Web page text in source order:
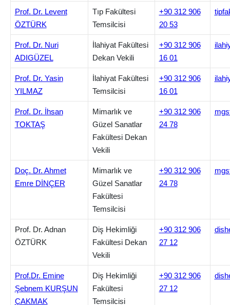
Prof. Dr. Levent
ÖZTÜRK
Tıp Fakültesi
Temsilcisi
+90 312 906
20 53
Prof. Dr. Nuri
ADIGÜZEL
İlahiyat Fakültesi
Dekan Vekili
+90 312 906
16 01
Prof. Dr. Yasin
YILMAZ
İlahiyat Fakültesi
Temsilcisi
+90 312 906
16 01
Prof. Dr. İhsan
TOKTAŞ
Mimarlık ve
Güzel Sanatlar
Fakültesi Dekan
Vekili
+90 312 906
24 78
Doç. Dr. Ahmet
Emre DİNÇER
Mimarlık ve
Güzel Sanatlar
Fakültesi
Temsilcisi
+90 312 906
24 78
Prof. Dr. Adnan
ÖZTÜRK
Diş Hekimliği
Fakültesi Dekan
Vekili
+90 312 906
27 12
Prof.Dr. Emine
Şebnem KURŞUN
ÇAKMAK
Diş Hekimliği
Fakültesi
Temsilcisi
+90 312 906
27 12